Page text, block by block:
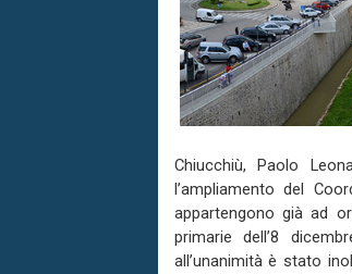
Chiucchiù, Paolo
l’ampliamento del
appartengono già ad
primarie dell’8
all’unanimità è stato